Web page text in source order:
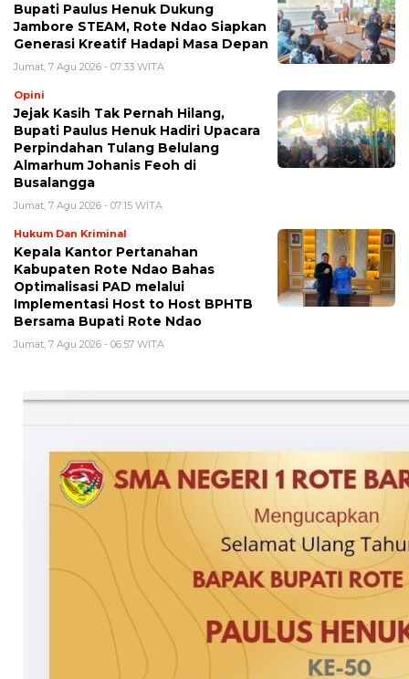
Bupati Paulus Henuk Dukung
Jambore STEAM, Rote Ndao Siapkan
Generasi Kreatif Hadapi Masa Depan
Jumat, 7 Agu 2026 - 07:33 WITA
Opini
Jejak Kasih Tak Pernah Hilang,
Bupati Paulus Henuk Hadiri Upacara
Perpindahan Tulang Belulang
Almarhum Johanis Feoh di
Busalangga
Jumat, 7 Agu 2026 - 07:15 WITA
Hukum Dan Kriminal
Kepala Kantor Pertanahan
Kabupaten Rote Ndao Bahas
Optimalisasi PAD melalui
Implementasi Host to Host BPHTB
Bersama Bupati Rote Ndao
Jumat, 7 Agu 2026 - 06:57 WITA